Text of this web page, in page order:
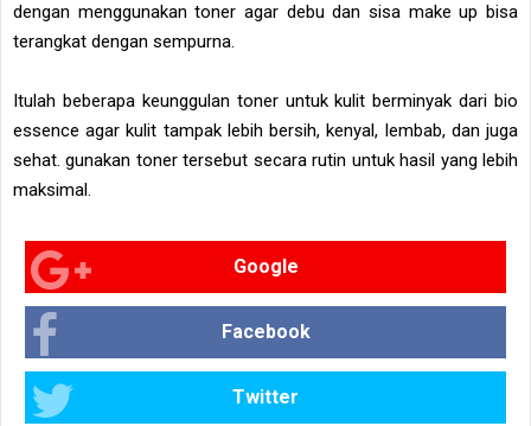
dengan menggunakan toner agar debu dan sisa make up bisa
terangkat dengan sempurna.
Itulah beberapa keunggulan toner untuk kulit berminyak dari bio
essence agar kulit tampak lebih bersih, kenyal, lembab, dan juga
sehat. gunakan toner tersebut secara rutin untuk hasil yang lebih
maksimal.
Google
Facebook
Twitter